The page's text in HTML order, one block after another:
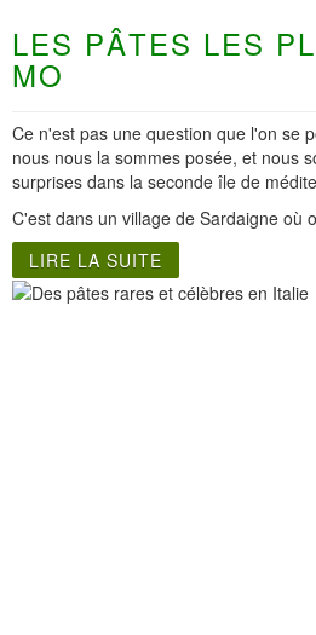
LES PÂTES LES
MO
Ce n'est pas une question que l'on se
nous nous la sommes posée, et nous
surprises dans la seconde île de
C'est dans un village de Sardaigne où
LIRE LA SUITE